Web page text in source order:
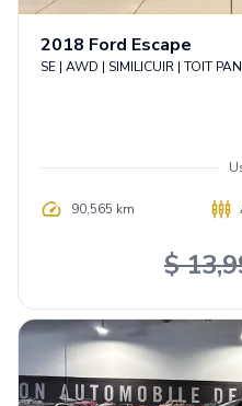
2018 Ford Escape
SE | AWD | SIMILICUIR | TOIT
90,565 km
$